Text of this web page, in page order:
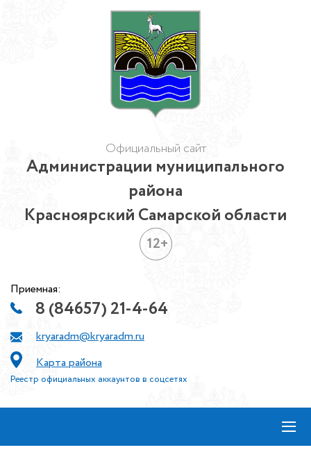
Официальный сайт
Администрации муниципального
района
Красноярский Самарской области
12+
Приемная:
8 (84657) 21-4-64
kryaradm@kryaradm.ru
Карта района
Реестр официальных аккаунтов в соцсетях
≡